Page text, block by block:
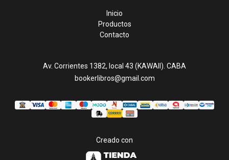
Inicio
Productos
Contacto
Av. Corrientes 1382, local 43 (KAWAII). CABA
bookerlibros@gmail.com
Creado con